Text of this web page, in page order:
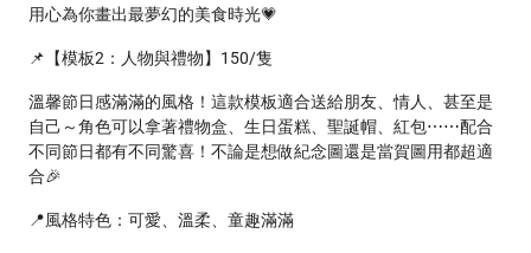
用心為你畫出最夢幻的美食時光💗
📌【模板2：人物與禮物】150/隻
溫馨節日感滿滿的風格！這款模板適合送給朋友、情人、甚至是
自己～角色可以拿著禮物盒、生日蛋糕、聖誕帽、紅包⋯⋯配合
不同節日都有不同驚喜！不論是想做紀念圖還是當賀圖用都超適
合🎉
📍風格特色：可愛、溫柔、童趣滿滿